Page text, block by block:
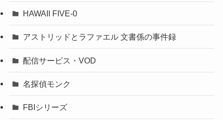
HAWAII FIVE-0
アストリッドとラファエル 文書係の事件録
配信サービス・VOD
名探偵モンク
FBIシリーズ